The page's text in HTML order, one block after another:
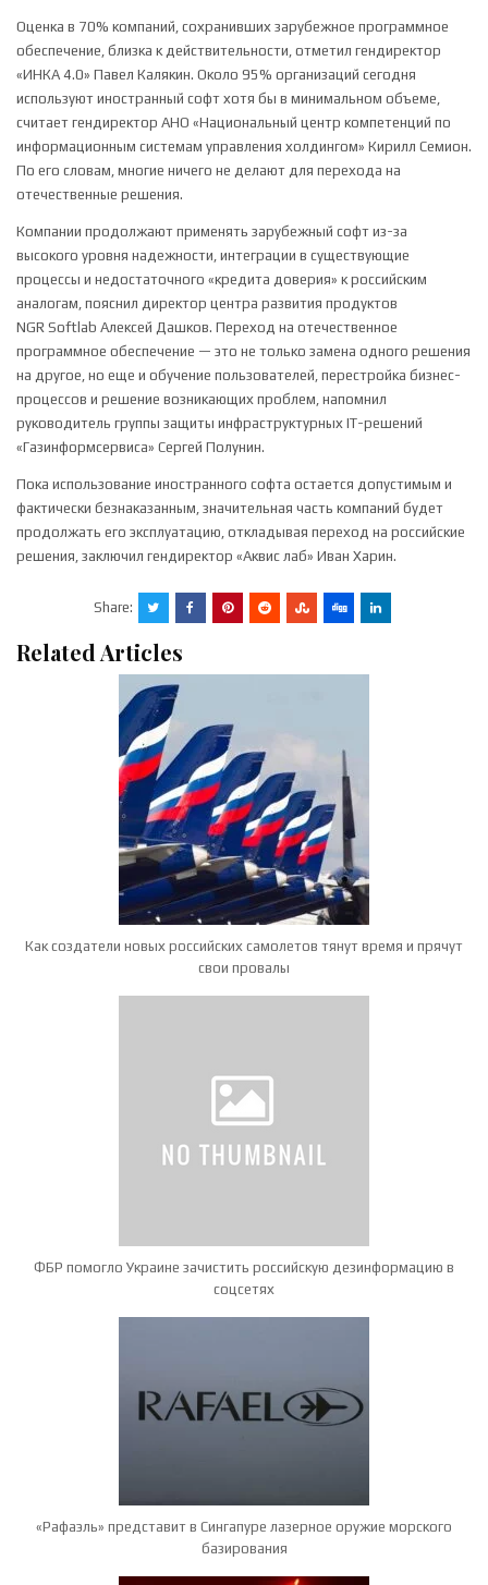
Оценка в 70% компаний, сохранивших зарубежное программное
обеспечение, близка к действительности, отметил гендиректор
«ИНКА 4.0» Павел Калякин. Около 95% организаций сегодня
используют иностранный софт хотя бы в минимальном объеме,
считает гендиректор АНО «Национальный центр компетенций по
информационным системам управления холдингом» Кирилл Семион.
По его словам, многие ничего не делают для перехода на
отечественные решения.
Компании продолжают применять зарубежный софт из-за
высокого уровня надежности, интеграции в существующие
процессы и недостаточного «кредита доверия» к российским
аналогам, пояснил директор центра развития продуктов
NGR Softlab Алексей Дашков. Переход на отечественное
программное обеспечение — это не только замена одного решения
на другое, но еще и обучение пользователей, перестройка бизнес-
процессов и решение возникающих проблем, напомнил
руководитель группы защиты инфраструктурных IT-решений
«Газинформсервиса» Сергей Полунин.
Пока использование иностранного софта остается допустимым и
фактически безнаказанным, значительная часть компаний будет
продолжать его эксплуатацию, откладывая переход на российские
решения, заключил гендиректор «Аквис лаб» Иван Харин.
Share:
Related Articles
Как создатели новых российских самолетов тянут время и прячут
свои провалы
ФБР помогло Украине зачистить российскую дезинформацию в
соцсетях
«Рафаэль» представит в Сингапуре лазерное оружие морского
базирования